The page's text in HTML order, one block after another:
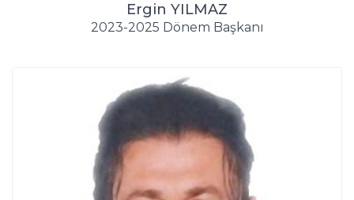
Ergin YILMAZ
2023-2025 Dönem Başkanı